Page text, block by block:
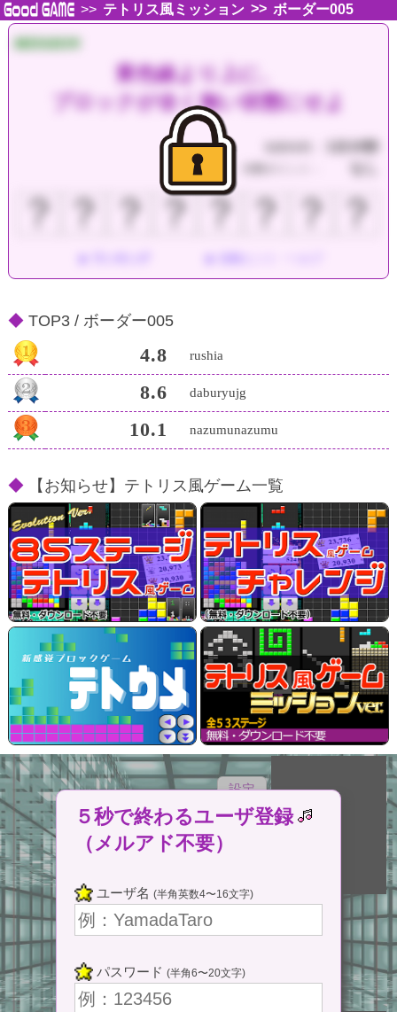
>> テトリス風ミッション >> ボーダー005
MISSION
黄色線より上に、
ブロックが全く無い状態にせよ
？ ？ ？ ？ ？ ？ ？ ？
TOP3 / ボーダー005
4.8 rushia
8.6 daburyujg
10.1 nazumunazumu
【お知らせ】テトリス風ゲーム一覧
テトリス風ゲーム
（全85ステージ）
５秒で終わるユーザ登録
（メルアド不要）
ユーザ名 (半角英数4〜16文字)
パスワード (半角6〜20文字)
設定
(Tap Here)
⇔ 一時停止